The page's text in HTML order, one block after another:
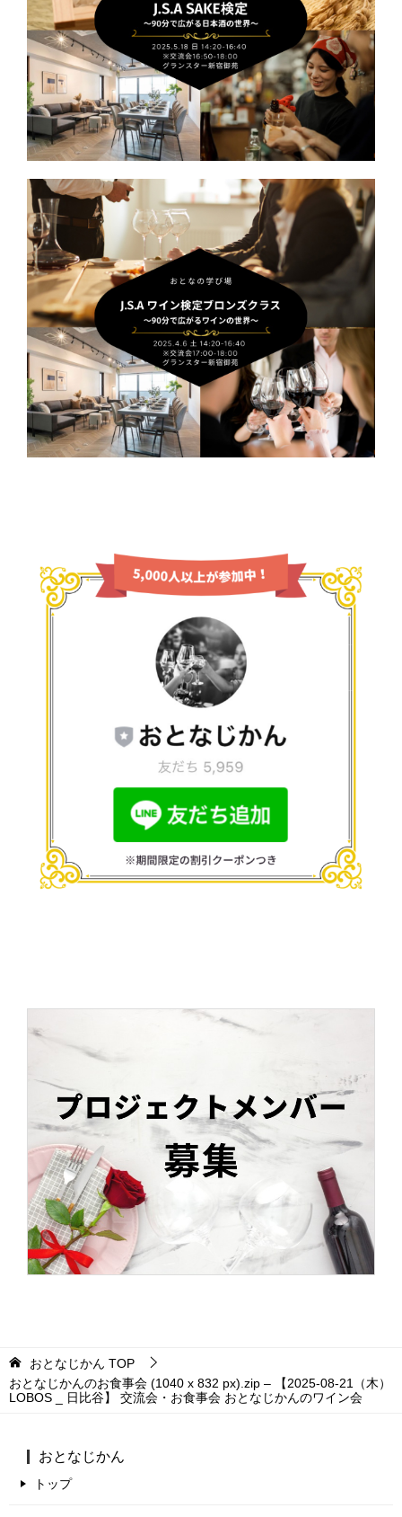
おとなじかん TOP
おとなじかんのお食事会 (1040 x 832 px).zip – 【2025-08-21（木）
LOBOS _ 日比谷】 交流会・お食事会 おとなじかんのワイン会
おとなじかん
トップ